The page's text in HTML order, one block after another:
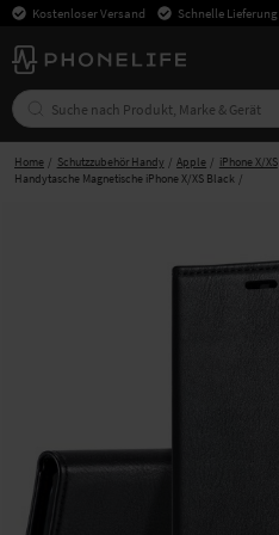
Kostenloser Versand Schnelle Lieferung
Home Schutzzubehör Handy Apple iPhone X/XS
Handytasche Magnetische iPhone X/XS Black